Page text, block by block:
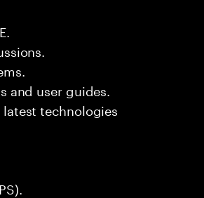
user guides.
technologies